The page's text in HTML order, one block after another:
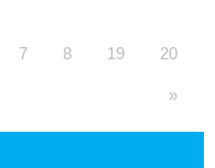
7 8 19 20
»